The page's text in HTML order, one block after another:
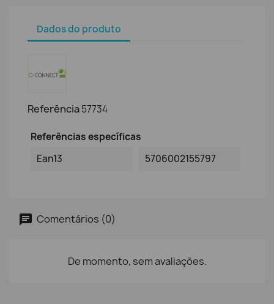
Dados do produto
Referência57734
Referências específicas
Ean13
5706002155797
Comentários (0)
De momento, sem avaliações.